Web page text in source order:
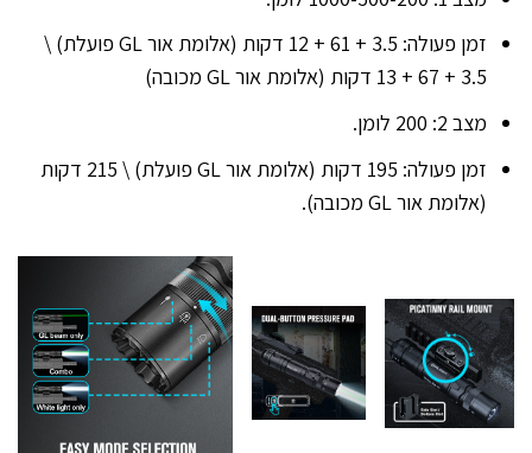
זמן פעולה: 3.5 + 61 + 12 דקות (אלומת אור GL פועלת) \
3.5 + 67 + 13 דקות (אלומת אור GL מכובה)
מצב 2: 200 לומן.
זמן פעולה: 195 דקות (אלומת אור GL פועלת) \ 215 דקות
(אלומת אור GL מכובה).